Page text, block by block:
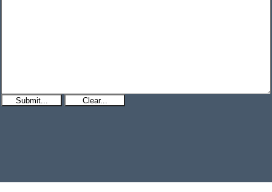
Submit... Clear...